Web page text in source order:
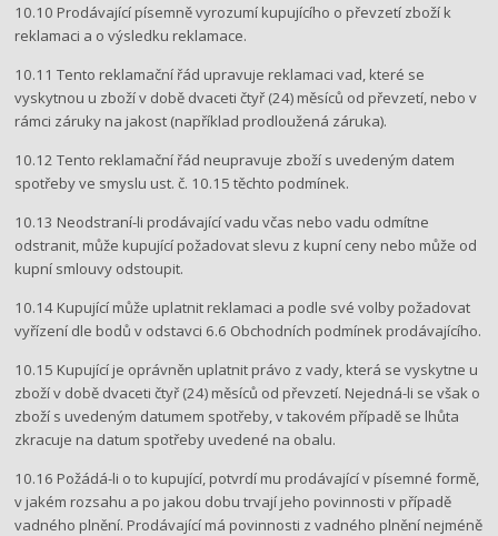
10.10 Prodávající písemně vyrozumí kupujícího o převzetí zboží k
reklamaci a o výsledku reklamace.
10.11 Tento reklamační řád upravuje reklamaci vad, které se
vyskytnou u zboží v době dvaceti čtyř (24) měsíců od převzetí, nebo v
rámci záruky na jakost (například prodloužená záruka).
10.12 Tento reklamační řád neupravuje zboží s uvedeným datem
spotřeby ve smyslu ust. č. 10.15 těchto podmínek.
10.13 Neodstraní-li prodávající vadu včas nebo vadu odmítne
odstranit, může kupující požadovat slevu z kupní ceny nebo může od
kupní smlouvy odstoupit.
10.14 Kupující může uplatnit reklamaci a podle své volby požadovat
vyřízení dle bodů v odstavci 6.6 Obchodních podmínek prodávajícího.
10.15 Kupující je oprávněn uplatnit právo z vady, která se vyskytne u
zboží v době dvaceti čtyř (24) měsíců od převzetí. Nejedná-li se však o
zboží s uvedeným datumem spotřeby, v takovém případě se lhůta
zkracuje na datum spotřeby uvedené na obalu.
10.16 Požádá-li o to kupující, potvrdí mu prodávající v písemné formě,
v jakém rozsahu a po jakou dobu trvají jeho povinnosti v případě
vadného plnění. Prodávající má povinnosti z vadného plnění nejméně